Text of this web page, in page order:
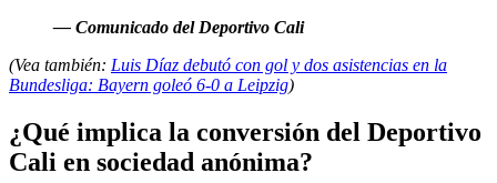
— Comunicado del Deportivo Cali
(Vea también: Luis Díaz debutó con gol y dos asistencias en la
Bundesliga: Bayern goleó 6-0 a Leipzig)
¿Qué implica la conversión del Deportivo
Cali en sociedad anónima?